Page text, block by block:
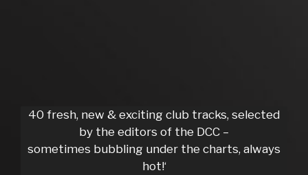
40 fresh, new & exciting club tracks, selected
by the editors of the DCC –
sometimes bubbling under the charts, always
hot!‘